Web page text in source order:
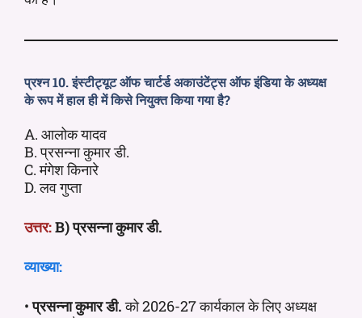
प्रश्न 10. इंस्टीट्यूट ऑफ चार्टर्ड अकाउंटेंट्स ऑफ इंडिया के अध्यक्ष
के रूप में हाल ही में किसे नियुक्त किया गया है?
A. आलोक यादव
B. प्रसन्ना कुमार डी.
C. मंगेश किनारे
D. लव गुप्ता
उत्तर:B) प्रसन्ना कुमार डी.
व्याख्या:
•प्रसन्ना कुमार डी.को 2026-27 कार्यकाल के लिए अध्यक्ष